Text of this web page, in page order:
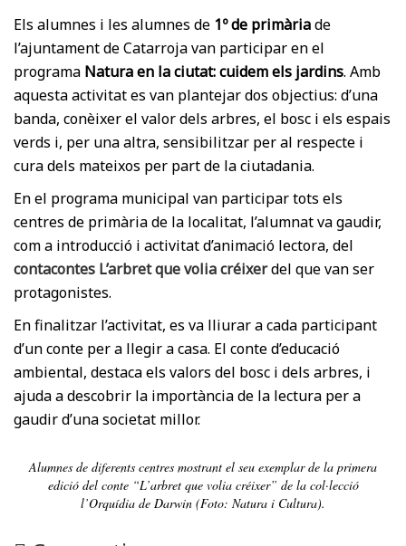
Els alumnes i les alumnes de 1º de primàriade
l’ajuntament de Catarroja van participar en el
programa Natura en la ciutat: cuidem els jardins. Amb
aquesta activitat es van plantejar dos objectius: d’una
banda, conèixer el valor dels arbres, el bosc i els espais
verds i, per una altra, sensibilitzar per al respecte i
cura dels mateixos per part de la ciutadania.
En el programa municipal van participar tots els
centres de primària de la localitat, l’alumnat va gaudir,
com a introducció i activitat d’animació lectora, del
contacontes L’arbret que volia créixerdel que van ser
protagonistes.
En finalitzar l’activitat, es va lliurar a cada participant
d’un conte per a llegir a casa. El conte d’educació
ambiental, destaca els valors del bosc i dels arbres, i
ajuda a descobrir la importància de la lectura per a
gaudir d’una societat millor.
Alumnes de diferents centres mostrant el seu exemplar de la primera
edició del conte “L’arbret que volia créixer” de la col·lecció
l’Orquídia de Darwin (Foto: Natura i Cultura).